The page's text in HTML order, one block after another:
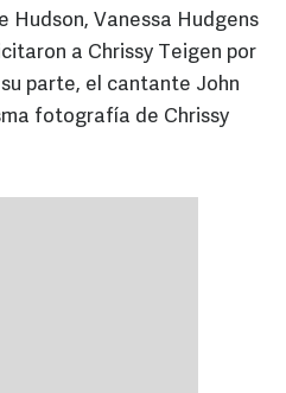
Hudson, Vanessa Hudgens
a Chrissy Teigen por
parte, el cantante John
fotografía de Chrissy